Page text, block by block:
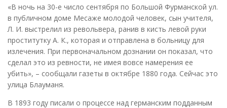
«В ночь на 30-е число сентября по Большой Фурманской ул.
в публичном доме Месаже молодой человек, сын учителя,
Л. И. выстрелил из револьвера, ранив в кисть левой руки
проститутку А. К., которая и отправлена в больницу для
излечения. При первоначальном дознании он показал, что
сделал это из ревности, не имея вовсе намерения ее
убить», – сообщали газеты в октябре 1880 года. Сейчас это
улица Блауманя.
В 1893 году писали о процессе над германским подданным